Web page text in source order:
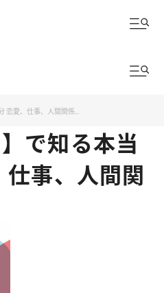
恋愛、仕事、人間関係…
で知る本当
事、人間関